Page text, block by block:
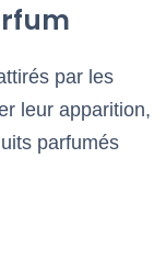
par les
leur apparition,
parfumés